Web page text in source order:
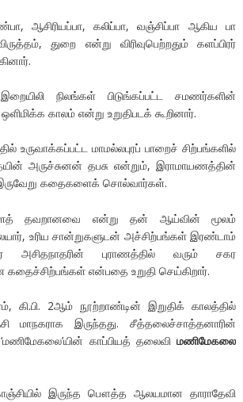
ஆசிரியப்பா, கலிப்பா, வஞ்சிப்பா ஆகிய பா
துறை என்று விரிவுபெற்றதும் களப்பிரர்
இறையிலி நிலங்கள் பிடுங்கப்பட்ட சமணர்களின்
காலம் என்று உறுதிபடக் கூறினார்.
உருவாக்கப்பட்ட மாமல்லபுரப் பாறைச் சிற்பங்களில்
அருச்சுனன் தபசு என்றும், இராமாயணத்தின்
கதைகளைக் சொல்வார்கள்.
தவறானவை என்று தன் ஆய்வின் மூலம்
உரிய சான்றுகளுடன் அச்சிற்பங்கள் இரண்டாம்
புராணத்தில் வரும் சகர
என்பதை உறுதி செய்கிறார்.
கி.பி. 2ஆம் நூற்றாண்டின் இறுதிக் காலத்தில்
மாநகராக இருந்தது. சீத்தலைச்சாத்தனாரின்
காப்பியத் தலைவிமணிமேகலை
இருந்த பௌத்த ஆலயமான தாராதேவி